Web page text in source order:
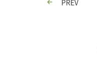
PREV